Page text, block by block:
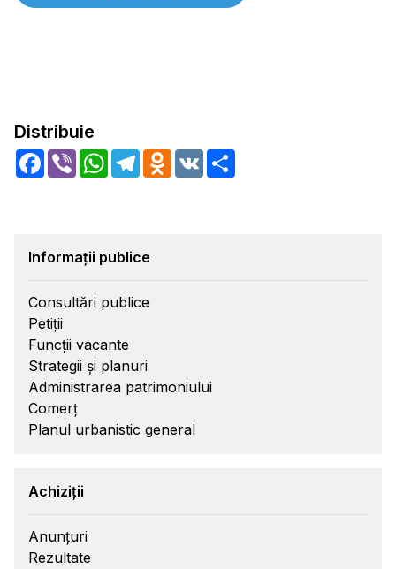
Distribuie
Facebook
Viber WhatsApp
TelegramOdnoklassniki
VK
Informații publice
Consultări publice
Petiții
Funcții vacante
Strategii și planuri
Administrarea patrimoniului
Comerț
Planul urbanistic general
Achiziții
Anunțuri
Rezultate